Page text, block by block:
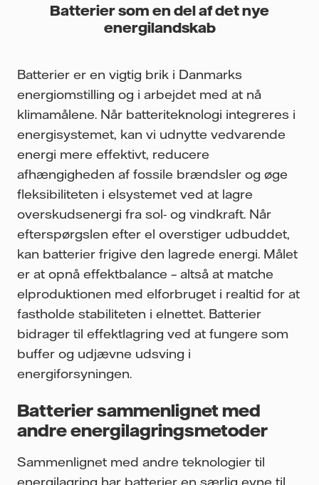
Batterier som en del af det nye
energilandskab
Batterier er en vigtig brik i Danmarks
energiomstilling og i arbejdet med at nå
klimamålene. Når batteriteknologi integreres i
energisystemet, kan vi udnytte vedvarende
energi mere effektivt, reducere
afhængigheden af fossile brændsler og øge
fleksibiliteten i elsystemet ved at lagre
overskudsenergi fra sol- og vindkraft. Når
efterspørgslen efter el overstiger udbuddet,
kan batterier frigive den lagrede energi. Målet
er at opnå effektbalance – altså at matche
elproduktionen med elforbruget i realtid for at
fastholde stabiliteten i elnettet. Batterier
bidrager til effektlagring ved at fungere som
buffer og udjævne udsving i
energiforsyningen.
Batterier sammenlignet med
andre energilagringsmetoder
Sammenlignet med andre teknologier til
energilagring har batterier en særlig evne til